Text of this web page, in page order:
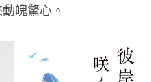
魄驚心。